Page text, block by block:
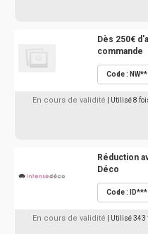
Dès 250€
commande
Code : NW**
En cours de validité | Utilisé 8
Réduction
Déco
Code : ID***
En cours de validité | Utilisé 343